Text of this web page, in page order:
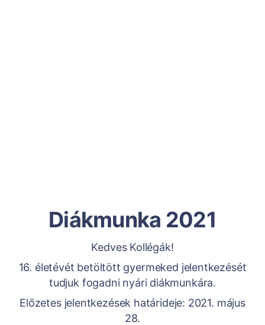
Diákmunka 2021
Kedves Kollégák!
16. életévét betöltött gyermeked jelentkezését
tudjuk fogadni nyári diákmunkára.
Előzetes jelentkezések határideje: 2021. május
28.